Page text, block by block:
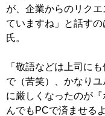
が、企業からのリク
ていますね」と話す
氏。
「敬語などは上司に
で（苦笑）、かなり
に厳しくなったのが
んでもPCで済ませる